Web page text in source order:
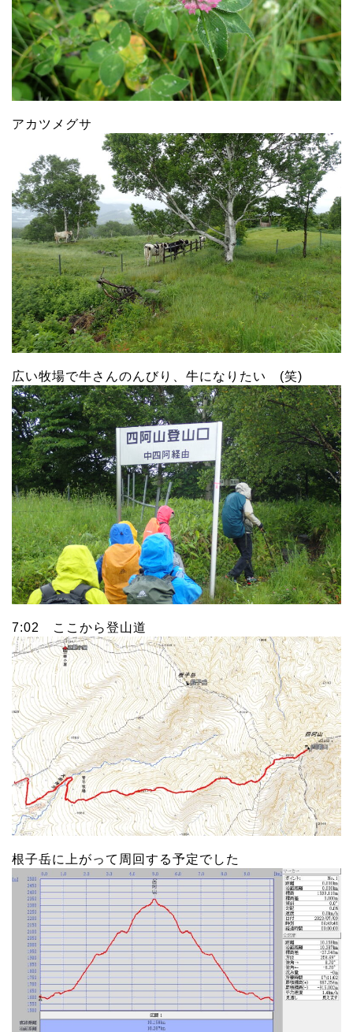
アカツメグサ
広い牧場で牛さんのんびり、牛になりたい (笑)
7:02 ここから登山道
根子岳に上がって周回する予定でした